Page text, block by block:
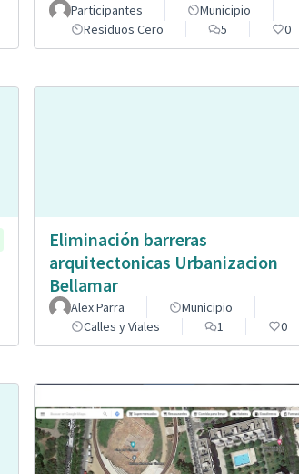
Participantes
Municipio
Residuos Cero
5 0
Eliminación barreras
arquitectonicas Urbanizacion
Bellamar
Alex Parra
Municipio
Calles y Viales
1 0